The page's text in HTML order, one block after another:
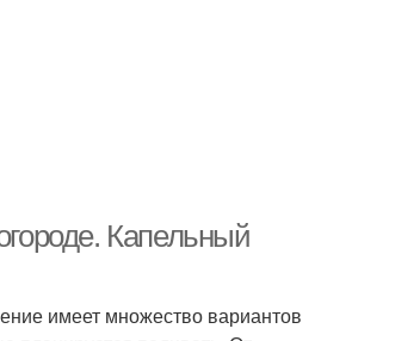
Капельный
имеет множество вариантов